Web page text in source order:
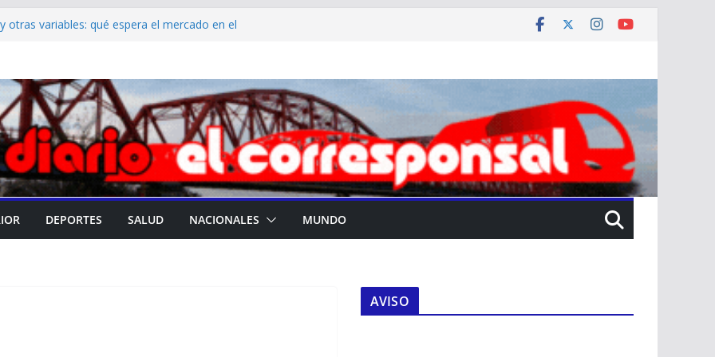
y atención materno infantil de calidad
directivos titulares
Suárez convocó a una reunión de
en Casa de Gobierno
los trabajos de limpieza urbana en
de la ciudad
DEPORTES SALUD NACIONALES MUNDO
AVISO